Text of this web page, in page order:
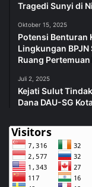
Tragedi Sunyi di
Oktober 15, 2025
Potensi Benturan
Lingkungan
Ruang
Juli 2, 2025
Kejati Sulut
Dana DAU-SG